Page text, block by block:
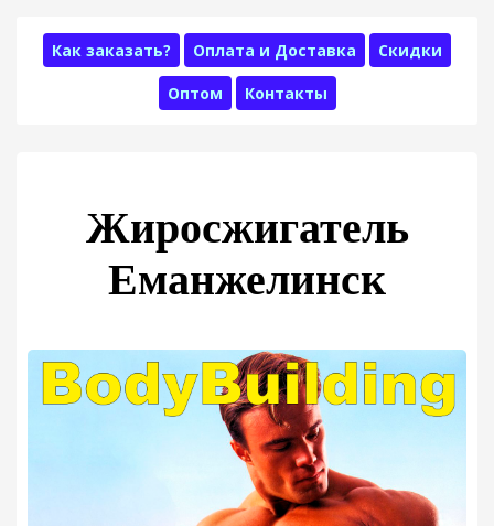
Как заказать? Оплата и Доставка Скидки
Оптом Контакты
Жиросжигатель
Еманжелинск